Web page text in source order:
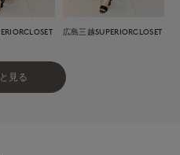
広島三越SUPERIORCLOSET
見る